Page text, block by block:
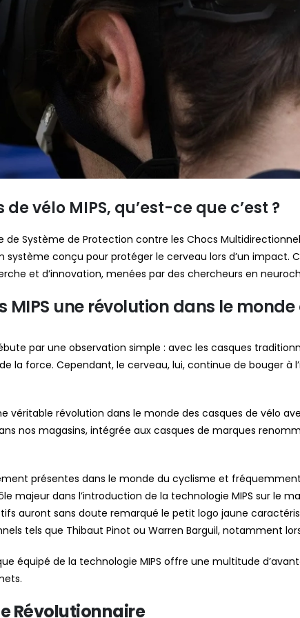
de vélo MIPS, qu’est-ce que c’est ?
de Système de Protection contre les Chocs
système conçu pour protéger le cerveau lors d’un
et d’innovation, menées par des chercheurs en
MIPS une révolution dans le
par une observation simple : avec les casques
la force. Cependant, le cerveau, lui, continue de bouger à
véritable révolution dans le monde des casques de vélo
nos magasins, intégrée aux casques de marques
présentes dans le monde du cyclisme et
majeur dans l’introduction de la technologie MIPS sur le
auront sans doute remarqué le petit logo jaune
tels que Thibaut Pinot ou Warren Barguil, notamment
équipé de la technologie MIPS offre une multitude
Révolutionnaire